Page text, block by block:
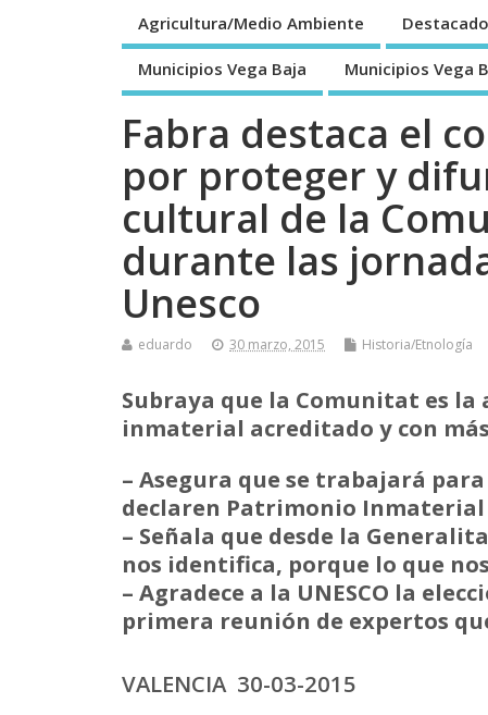
Agricultura/Medio Ambiente
Municipios Vega Baja Municipios Vega
Fabra destaca el
por proteger y
cultural de la
durante las
Unesco
eduardo 30 marzo, 2015 Historia/Etnología
Subraya que la Comunitat es
inmaterial acreditado y con
– Asegura que se trabajará
declaren Patrimonio Inmaterial
– Señala que desde la
nos identifica, porque lo que
– Agradece a la UNESCO la
primera reunión de expertos
VALENCIA 30-03-2015